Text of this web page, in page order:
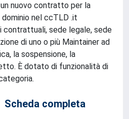
nuovo contratto per la
nel ccTLD .it
sede legale, sede
di uno o più Maintainer ad
la sospensione, la
È dotato di funzionalità di
Scheda completa